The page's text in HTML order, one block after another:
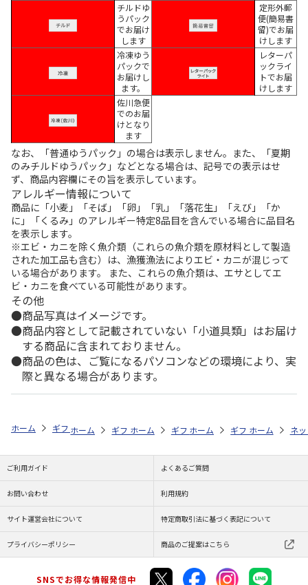
チルドゆ
うパック
でお届け
します
定形外郵
便(簡易書
留)でお届
けします
冷凍ゆう
パックで
お届けし
ます。
レターパ
ックライ
トでお届
けします
佐川急便
でのお届
けとなり
ます
なお、「普通ゆうパック」の場合は表示しません。また、「夏期
のみチルドゆうパック」などとなる場合は、記号での表示はせ
ず、商品内容欄にその旨を表示しています。
アレルギー情報について
商品に「小麦」「そば」「卵」「乳」「落花生」「えび」「か
に」「くるみ」のアレルギー特定8品目を含んでいる場合に品目名
を表示します。
※エビ・カニを除く魚介類（これらの魚介類を原材料として製造
された加工品も含む）は、漁獲漁法によりエビ・カニが混じって
いる場合があります。 また、これらの魚介類は、エサとしてエ
ビ・カニを食べている可能性があります。
その他
商品写真はイメージです。
商品内容として記載されていない「小道具類」はお届け
する商品に含まれておりません。
商品の色は、ご覧になるパソコンなどの環境により、実
際と異なる場合があります。
ホーム ギフトストア お中元・夏ギフト特集 2026 おつまみ・お惣菜
ホーム ギフトストア お中元・夏ギフト特集 2026
ホーム ギフトストア お中元・夏ギフト
ホーム ギフトストア お
ホーム ネ
ご利用ガイド よくあるご質問
お問い合わせ 利用規約
サイト運営会社について 特定商取引法に基づく表記について
プライバシーポリシー 商品のご提案はこちら
SNSでお得な情報発信中